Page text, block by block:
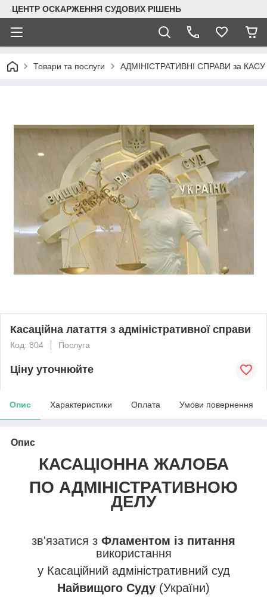
ЦЕНТР ОСКАРЖЕННЯ СУДОВИХ РІШЕНЬ
Товари та послуги АДМІНІСТРАТИВНІ СПРАВИ за КАСУ
Касаційна латаття з адміністративної справи
Код: 804 Послуга
Ціну уточнюйте
Опис Характеристики Оплата Умови повернення
Опис
КАСАЦІОННА ЖАЛОБА
ПО АДМІНІСТРАТИВНОЮ
ДЕЛУ
зв'язатися з Фламентом із питання
використання
у Касаційний адміністративний суд
Найвищого Суду (України)